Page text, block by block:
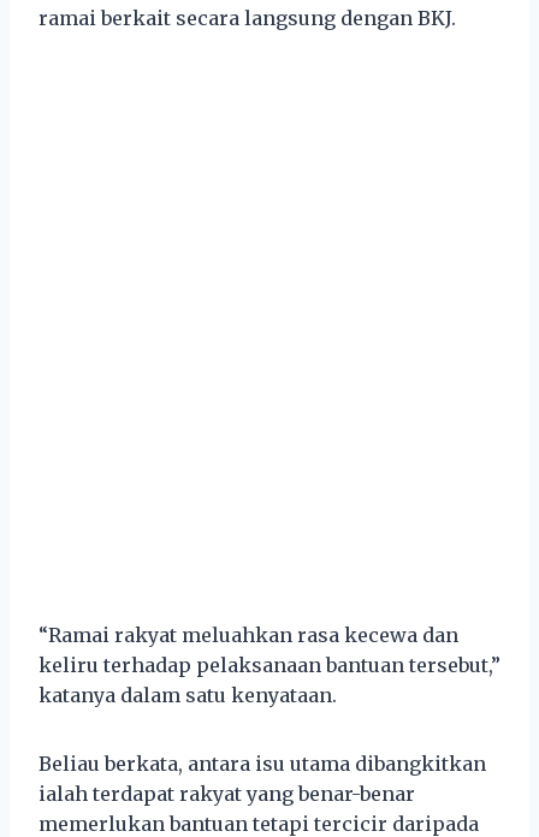
ramai berkait secara langsung dengan BKJ.
“Ramai rakyat meluahkan rasa kecewa dan
keliru terhadap pelaksanaan bantuan tersebut,”
katanya dalam satu kenyataan.
Beliau berkata, antara isu utama dibangkitkan
ialah terdapat rakyat yang benar-benar
memerlukan bantuan tetapi tercicir daripada